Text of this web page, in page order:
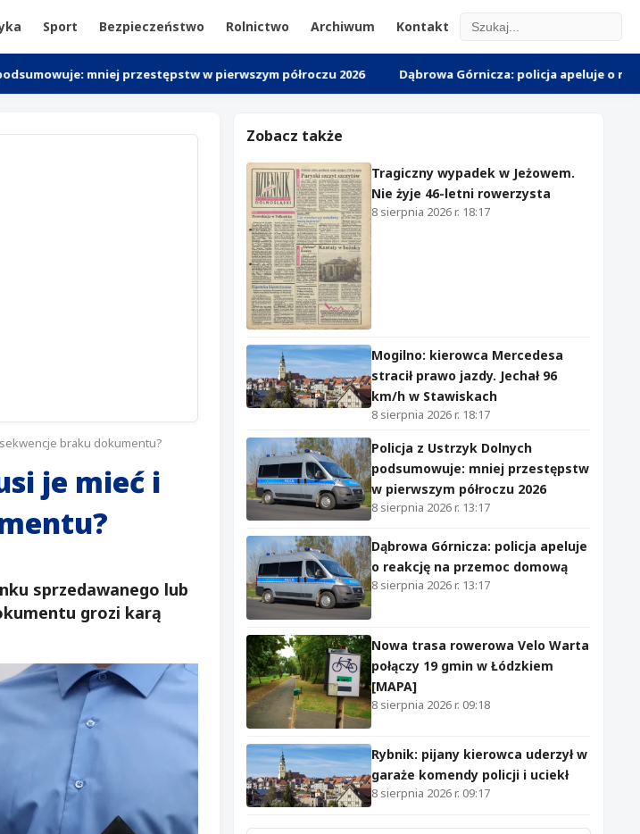
Sport Bezpieczeństwo Rolnictwo Archiwum Kontakt
mniej przestępstw w pierwszym półroczu 2026 Dąbrowa Górnicza: policja apeluje o reakcję na
braku dokumentu?
je mieć i
sprzedawanego lub
grozi karą
Zobacz także
Tragiczny wypadek w Jeżowem.
Nie żyje 46-letni rowerzysta
8 sierpnia 2026 r. 18:17
Mogilno: kierowca Mercedesa
stracił prawo jazdy. Jechał 96
km/h w Stawiskach
8 sierpnia 2026 r. 18:17
Policja z Ustrzyk Dolnych
podsumowuje: mniej przestępstw
w pierwszym półroczu 2026
8 sierpnia 2026 r. 13:17
Dąbrowa Górnicza: policja apeluje
o reakcję na przemoc domową
8 sierpnia 2026 r. 13:17
Nowa trasa rowerowa Velo Warta
połączy 19 gmin w Łódzkiem
[MAPA]
8 sierpnia 2026 r. 09:18
Rybnik: pijany kierowca uderzył w
garaże komendy policji i uciekł
8 sierpnia 2026 r. 09:17